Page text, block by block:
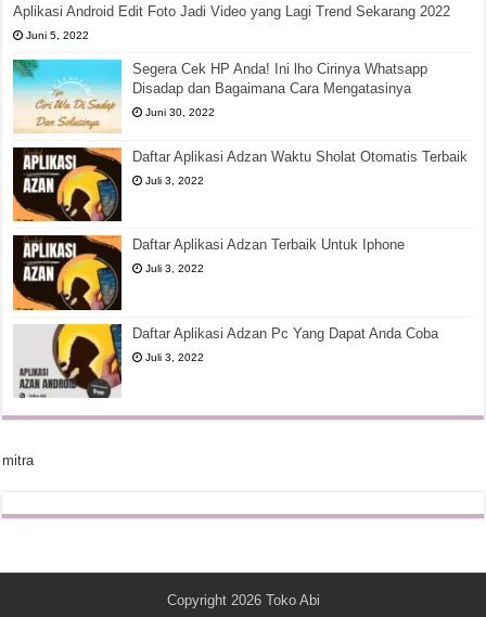
Aplikasi Android Edit Foto Jadi Video yang Lagi Trend Sekarang 2022
Juni 5, 2022
Segera Cek HP Anda! Ini lho Cirinya Whatsapp
Disadap dan Bagaimana Cara Mengatasinya
Juni 30, 2022
Daftar Aplikasi Adzan Waktu Sholat Otomatis Terbaik
Juli 3, 2022
Daftar Aplikasi Adzan Terbaik Untuk Iphone
Juli 3, 2022
Daftar Aplikasi Adzan Pc Yang Dapat Anda Coba
Juli 3, 2022
mitra
Copyright 2026 Toko Abi